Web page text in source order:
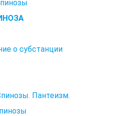
о субстанции
Пантеизм.